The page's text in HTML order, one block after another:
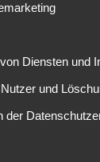
ARCHIV
Diensten und
und
der